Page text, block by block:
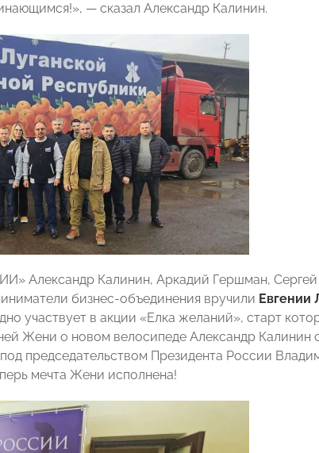
— сказал Александр Калинин.
Александр Калинин, Аркадий Гершман,
бизнес-объединения вручили Евгении
участвует в акции «Елка желаний», старт
Жени о новом велосипеде Александр Калинин
председательством Президента России
мечта Жени исполнена!